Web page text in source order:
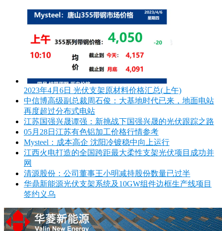
2023年4月6日 光伏支架原材料价格汇总(上午)
中信博高级副总裁周石俊：大基地时代已来，地面电站
再度超过分布式电站
江苏国强兴晟谭强：新挑战下国强兴晟的光伏跟踪之路
05月28日江苏有色铝加工价格行情参考
Mysteel：成本高企 沈阳冷镀稳中向上运行
江西火电打造的全国跨距最大柔性支架光伏项目成功并
网
清源股份：公司董事王小明减持股份数量已过半
华鼎新能源光伏支架系统及10GW组件边框生产线项目
签约义乌